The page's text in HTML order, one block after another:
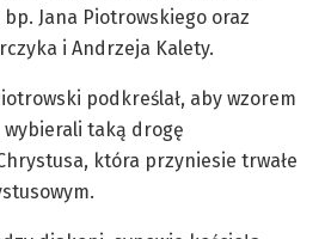
Jana Piotrowskiego oraz
i Andrzeja Kalety.
podkreślał, aby wzorem
wybierali taką drogę
która przyniesie trwałe